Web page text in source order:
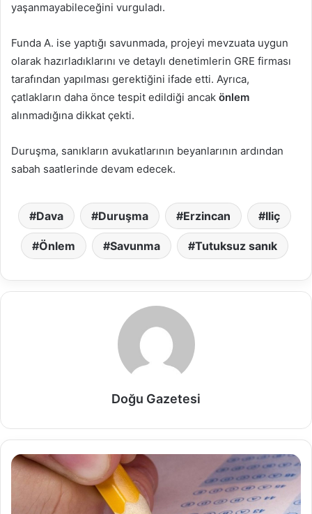
yaşanmayabileceğini vurguladı.
Funda A. ise yaptığı savunmada, projeyi mevzuata uygun
olarak hazırladıklarını ve detaylı denetimlerin GRE firması
tarafından yapılması gerektiğini ifade etti. Ayrıca,
çatlakların daha önce tespit edildiği ancak önlem
alınmadığına dikkat çekti.
Duruşma, sanıkların avukatlarının beyanlarının ardından
sabah saatlerinde devam edecek.
Dava Duruşma Erzincan Iliç
Önlem Savunma Tutuksuz sanık
Doğu Gazetesi